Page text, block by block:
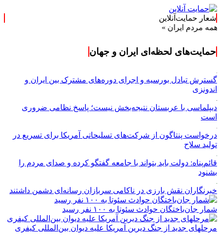
شعار حمایت‌آنلاین
ایران »
حمایت‌های لحظه‌ای ایران و جهان
گسترش تبادل بورسیه و اجرای دوره‌های مشترک بین ایران و
اندونزی
دیپلماسی با عربستان نتیجه‌بخش نیست؛ پاسخ نظامی ضروری
است
درخواست پنتاگون از شرکت‌های تسلیحاتی آمریکا برای تسریع در
تولید سلاح
قائم‌پناه: دولت باید بتواند با جامعه گفتگو کرده و صدای مردم را
بشنود
خبرنگاران نقش بارزی در ناکامی سربازان رسانه‌ای دشمن داشتند
شمار جان‌باختگان حوادث سئوتا به ۱۰۰ نفر رسید
مرحله‎ای جدید از جنگ دیرین آمریکا علیه دیوان بین‌المللی کیفری